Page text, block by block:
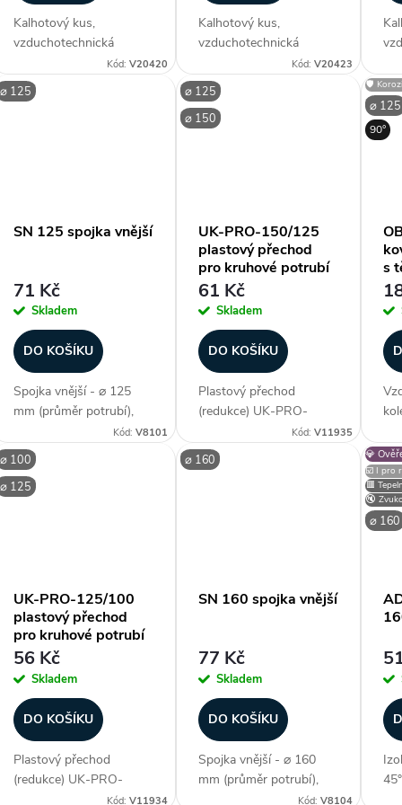
Kalhotový kus,
vzduchotechnická
rozdvojka - ⌀ 160 / ⌀
150 mm (průměr),
materiál pozink. ocel, bez
Kód: V20420
Kalhotový kus,
vzduchotechnická
rozdvojka - ⌀ 200 / ⌀
125 mm (průměr),
materiál pozink. ocel, bez
těsnění, úhel rozpětí 45°,
Kód: V20423
⌀ 125
SN 125 spojka vnější
71 Kč
Skladem
DO KOŠÍKU
Spojka vnější - ⌀ 125
mm (průměr potrubí),
materiál pozink. ocel, ke
spojování tvarovek
(odboček, kolen,
kalhotových kusů), nad ⌀
Kód: V8101
⌀ 125
⌀ 150
UK-PRO-150/125
plastový přechod
pro kruhové potrubí
61 Kč
Skladem
DO KOŠÍKU
Plastový přechod
(redukce) UK-PRO-
vzduchotechnické
potrubí. Slouží
Kód: V11935
⌀ 125
🛡️
90°
s
do
⌀ 100
⌀ 125
UK-PRO-125/100
plastový přechod
pro kruhové potrubí
56 Kč
Skladem
DO KOŠÍKU
Plastový přechod
(redukce) UK-PRO-
Kód: V11934
⌀ 160
SN 160 spojka vnější
77 Kč
Skladem
DO KOŠÍKU
Spojka vnější - ⌀ 160
mm (průměr potrubí),
materiál pozink. ocel, ke
Kód: V8104
💎
⌀ 160
🟥
🔇
☑️ I pro